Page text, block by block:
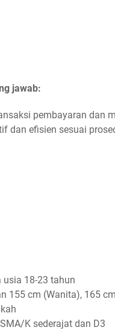
jawab:
pembayaran dan
dan efisien sesuai
usia 18-23 tahun
155 cm (Wanita), 165
K sederajat dan D3